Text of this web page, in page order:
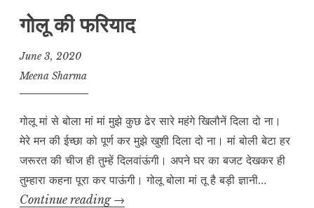
n
k
p
p
o
o
गोलू की फरियाद
June 3, 2020
Meena Sharma
गोलू मां से बोला मां मां मुझे कुछ ढेर सारे महंगे खिलौनें दिला दो ना।
मेरे मन की ईच्छा को पूर्ण कर मुझे खुशी दिला दो ना। मां बोली बेटा हर
जरूरत की चीज ही तुम्हें दिलवांऊंगी। अपने घर का बजट देखकर ही
तुम्हारा कहना पूरा कर पाऊंगी। गोलू बोला मां तू है बड़ी ज्ञानी…
Continue reading गोलू
→